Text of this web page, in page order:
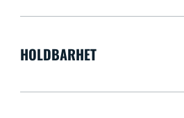
HOLDBARHET